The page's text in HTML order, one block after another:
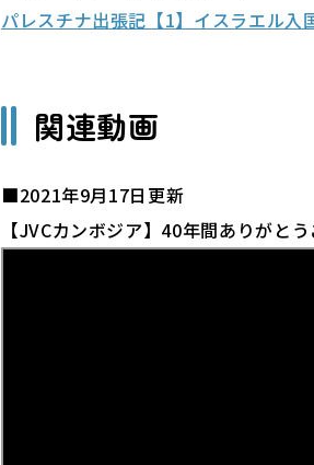
パレスチナ出張記【1】イスラエル入
関連動画
■2021年9月17日更新
【JVCカンボジア】40年間ありがと